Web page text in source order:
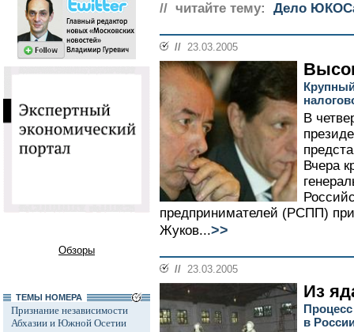
Обзоры
ТЕМЫ НОМЕРА
Признание независимости
Абхазии и Южной Осетии
// читайте тему: Дело
// 23.03.2005
В
Вчера
предпринимателей (РСПП)
Жуков...>>
// 23.03.2005
Из
в